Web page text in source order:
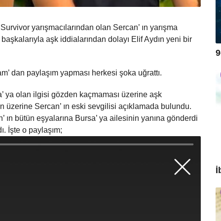
yarışmacılarından olan Sercan’ ın yarışma
aşk iddialarından dolayı Elif Aydın yeni bir
dan paylaşım yapması herkesi şoka uğrattı.
ya olan ilgisi gözden kaçmaması üzerine aşk
Sercan’ ın eski sevgilisi açıklamada bulundu.
bütün eşyalarına Bursa’ ya ailesinin yanına gönderdi
İşte o paylaşım;